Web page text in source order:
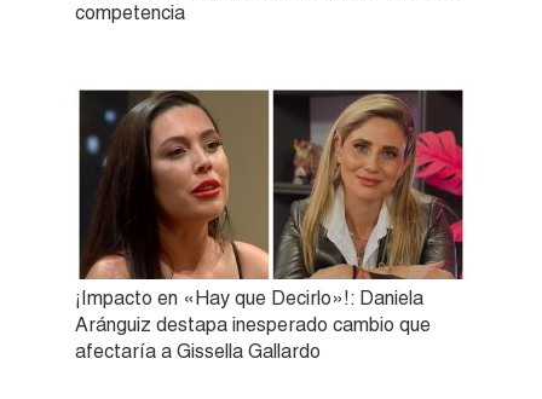
competencia
¡Impacto en «Hay que Decirlo»!: Daniela
Aránguiz destapa inesperado cambio que
afectaría a Gissella Gallardo